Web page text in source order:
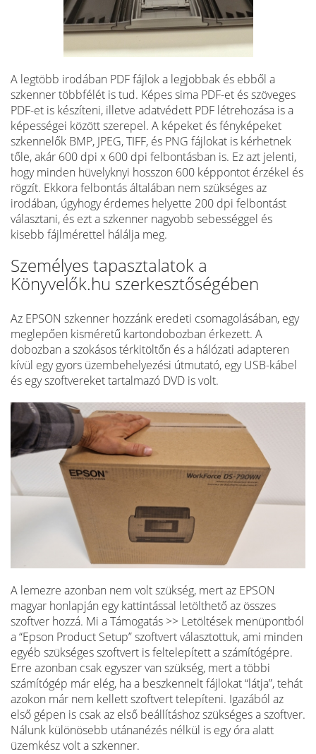
A legtöbb irodában PDF fájlok a legjobbak és ebből a
szkenner többfélét is tud. Képes sima PDF-et és szöveges
PDF-et is készíteni, illetve adatvédett PDF létrehozása is a
képességei között szerepel. A képeket és fényképeket
szkennelők BMP, JPEG, TIFF, és PNG fájlokat is kérhetnek
tőle, akár 600 dpi x 600 dpi felbontásban is. Ez azt jelenti,
hogy minden hüvelyknyi hosszon 600 képpontot érzékel és
rögzít. Ekkora felbontás általában nem szükséges az
irodában, úgyhogy érdemes helyette 200 dpi felbontást
választani, és ezt a szkenner nagyobb sebességgel és
kisebb fájlmérettel hálálja meg.
Személyes tapasztalatok a
Könyvelők.hu szerkesztőségében
Az EPSON szkenner hozzánk eredeti csomagolásában, egy
meglepően kisméretű kartondobozban érkezett. A
dobozban a szokásos térkitöltőn és a hálózati adapteren
kívül egy gyors üzembehelyezési útmutató, egy USB-kábel
és egy szoftvereket tartalmazó DVD is volt.
A lemezre azonban nem volt szükség, mert az EPSON
magyar honlapján egy kattintással letölthető az összes
szoftver hozzá. Mi a Támogatás >> Letöltések menüpontból
a “Epson Product Setup” szoftvert választottuk, ami minden
egyéb szükséges szoftvert is feltelepített a számítógépre.
Erre azonban csak egyszer van szükség, mert a többi
számítógép már elég, ha a beszkennelt fájlokat “látja”, tehát
azokon már nem kellett szoftvert telepíteni. Igazából az
első gépen is csak az első beállításhoz szükséges a szoftver.
Nálunk különösebb utánanézés nélkül is egy óra alatt
üzemkész volt a szkenner.